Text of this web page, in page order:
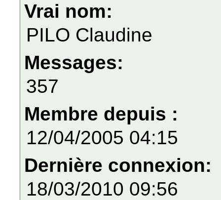
Vrai nom:
PILO Claudine
Messages:
357
Membre depuis :
12/04/2005 04:15
Dernière connexion:
18/03/2010 09:56